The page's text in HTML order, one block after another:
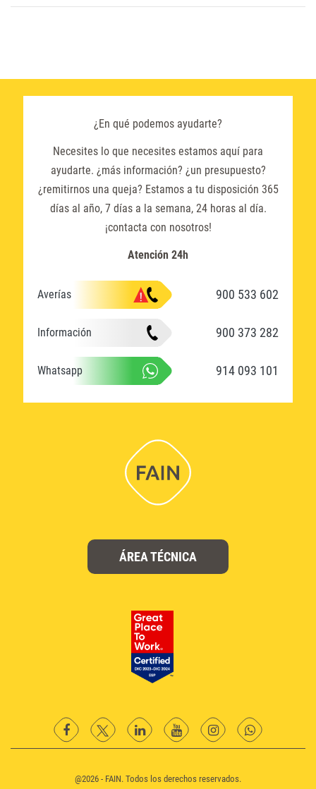
¿En qué podemos ayudarte?
Necesites lo que necesites estamos aquí para
ayudarte. ¿más información? ¿un presupuesto?
¿remitirnos una queja? Estamos a tu disposición 365
días al año, 7 días a la semana, 24 horas al día.
¡contacta con nosotros!
Atención 24h
Averías 900 533 602
Información 900 373 282
Whatsapp 914 093 101
ÁREA TÉCNICA
facebooktwitter LinkedinYouTubeinstagramWhatsapp
@2026 - FAIN. Todos los derechos reservados.